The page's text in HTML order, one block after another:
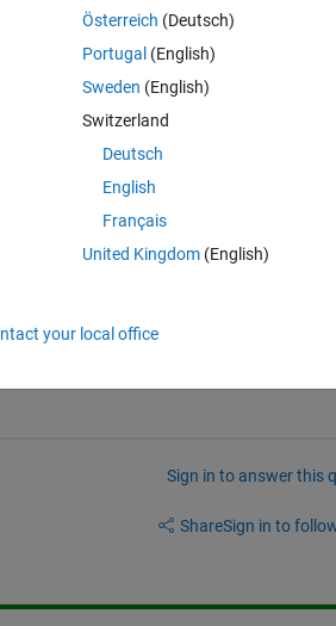
タベースに書き込みしたいのですが適合
す。
化
Sign in to answer this
ShareSign in to
Österreich (Deutsch)
Portugal (English)
Sweden (English)
Switzerland
Deutsch
English
Français
United Kingdom(English)
your local office